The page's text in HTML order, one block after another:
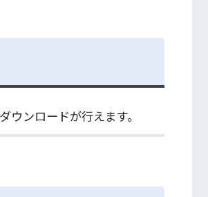
ンロードが行えます。